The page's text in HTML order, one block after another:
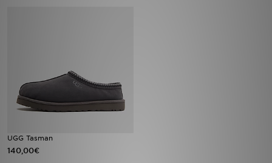
UGG Tasman
140,00€
BLOG
ESTADO DO TEU PEDIDO